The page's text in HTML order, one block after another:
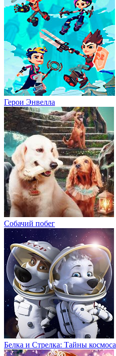
Герои Энвелла
Собачий побег
Белка и Стрелка: Тайны космоса